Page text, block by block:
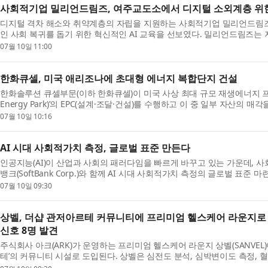
사회적기업 밀리언드림즈, 여주교도소에서 디지털 소외계층 위
디지털 격차 해소와 취약계층의 자립을 지원하는 사회적기업 밀리언드
인 사회 복귀를 돕기 위한 혁신적인 AI 교육을 선보였다. 밀리언드림즈는
07월 10일 11:00
한화큐셀, 미국 애리조나에 초대형 에너지 복합단지 건설
한화솔루션 큐셀부문(이하 한화큐셀)이 미국 사상 최대 규모 재생에너지
Energy Park)’의 EPC(설계·조달·건설)를 수행하고 이 중 일부 자산의 매
07월 10일 10:16
AI 시대 사회적가치 측정, 글로벌 표준 만든다
인공지능(AI)이 산업과 사회의 패러다임을 빠르게 바꾸고 있는 가운데, 사
뱅크(SoftBank Corp.)와 함께 AI 시대 사회적가치 측정의 글로벌 표준 마
07월 10일 09:30
상벨, 더샵 관저아르테 커뮤니티에 프리미엄 헬스케어 라운지
신호 8명 발견
주식회사 아크(ARK)가 운영하는 프리미엄 헬스케어 라운지 상벨
테’의 커뮤니티 시설로 도입된다. 상벨은 심전도 분석, 심박변이도 측정,